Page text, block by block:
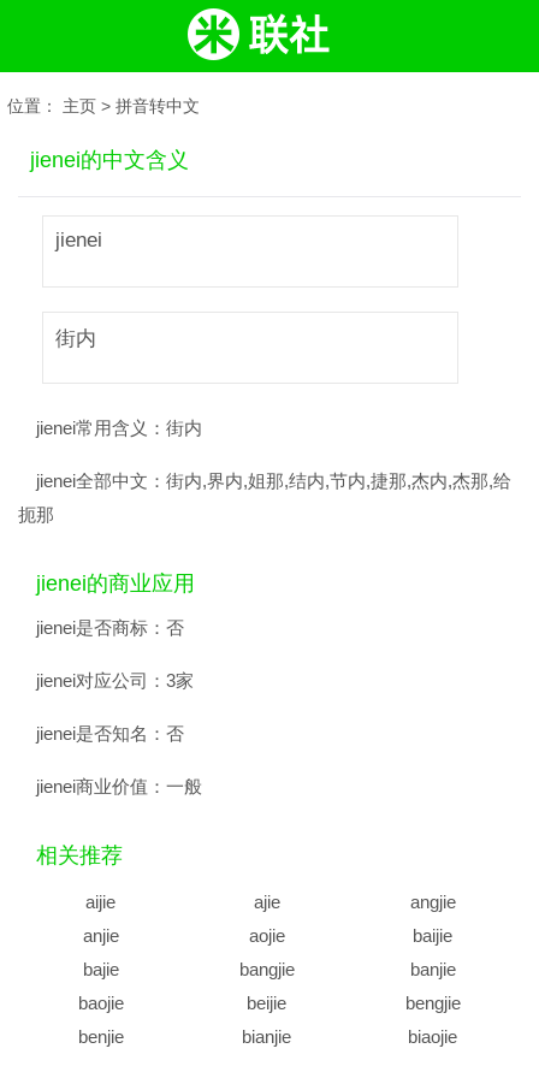
位置： 主页 > 拼音转中文
jienei的中文含义
jienei
街内
jienei常用含义： 街内
jienei全部中文： 街内,界内,姐那,结内,节内,捷那,杰内,杰那,给
扼那
jienei的商业应用
jienei是否商标： 否
jienei对应公司： 3家
jienei是否知名： 否
jienei商业价值： 一般
相关推荐
aijie ajie
angjie
anjie
aojie
baijie
bajie
bangjie
banjie
baojie
beijie
bengjie
benjie
bianjie
biaojie